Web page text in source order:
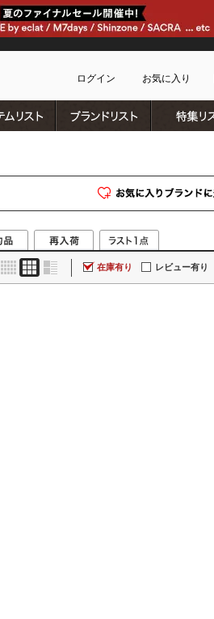
ログイン お気に入り
在庫有り レビュー有り